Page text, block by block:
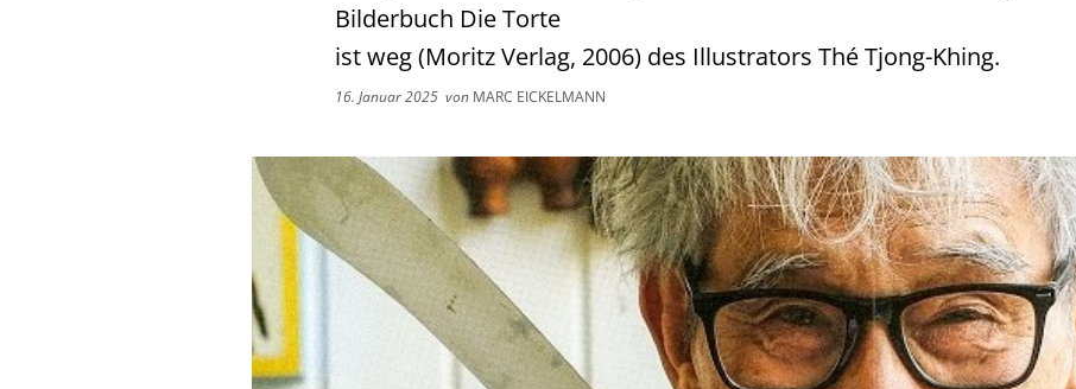
Bilderbuch Die Torte
ist weg (Moritz Verlag, 2006) des Illustrators Thé Tjong-Khing.
16. Januar 2025 von MARC EICKELMANN